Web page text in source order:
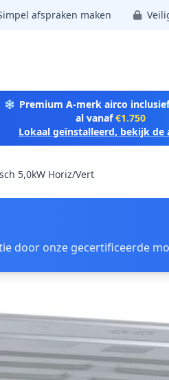
afspraken maken
Premium A-merk airco
al vanaf€1.750
Lokaal geïnstalleerd, bekijk de
5,0kW Horiz/Vert
door onze gecertificeerde